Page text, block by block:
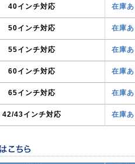
40インチ対応 在庫あ
50インチ対応 在庫あ
55インチ対応 在庫あ
60インチ対応 在庫あ
65インチ対応 在庫あ
42/43インチ対応 在庫あ